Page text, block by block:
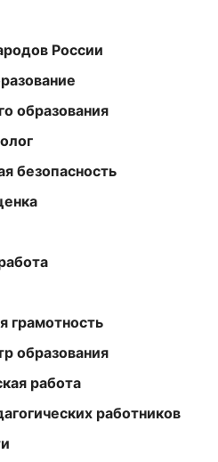
России
образования
безопасность
грамотность
образования
работа
работников